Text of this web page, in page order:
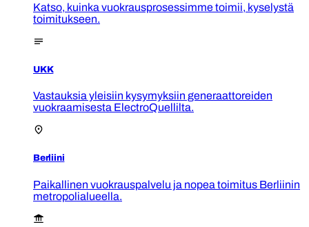
Katso, kuinka vuokrausprosessimme toimii, kyselystä
toimitukseen.
UKK
Vastauksia yleisiin kysymyksiin generaattoreiden
vuokraamisesta ElectroQuellilta.
Berliini
Paikallinen vuokrauspalvelu ja nopea toimitus Berliinin
metropolialueella.